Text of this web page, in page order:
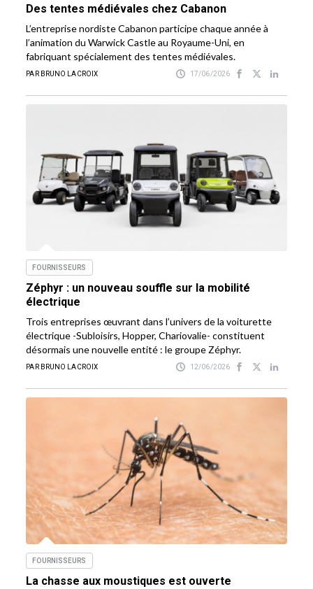
Des tentes médiévales chez Cabanon
L’entreprise nordiste Cabanon participe chaque année à
l’animation du Warwick Castle au Royaume-Uni, en
fabriquant spécialement des tentes médiévales.
PAR BRUNO LACROIX 17/06/2026
FOURNISSEURS
Zéphyr : un nouveau souffle sur la mobilité
électrique
Trois entreprises œuvrant dans l’univers de la voiturette
électrique -Subloisirs, Hopper, Chariovalie- constituent
désormais une nouvelle entité : le groupe Zéphyr.
PAR BRUNO LACROIX 12/06/2026
FOURNISSEURS
La chasse aux moustiques est ouverte